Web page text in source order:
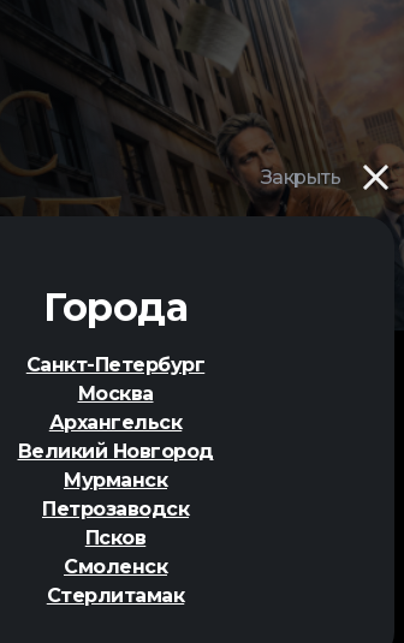
Закрыть
Города
Санкт-Петербург
Москва
Архангельск
Великий Новгород
Мурманск
Петрозаводск
Псков
Смоленск
Стерлитамак
11
Ср
12